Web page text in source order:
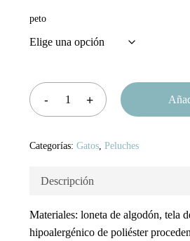
peto
Categorías: Gatos, Peluches
Descripción
Materiales: loneta de algodón, tela
hipoalergénico de poliéster